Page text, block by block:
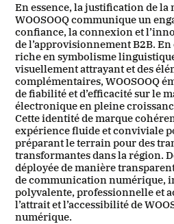
En essence, la justification de
WOOSOOQ communique un
confiance, la connexion et
de l’approvisionnement B2B.
riche en symbolisme
visuellement attrayant et des
complémentaires, WOOSOOQ
de fiabilité et d’efficacité sur le
électronique en pleine
Cette identité de marque
expérience fluide et conviviale
préparant le terrain pour des
transformantes dans la région.
déployée de manière
de communication numérique,
polyvalente, professionnelle et
l’attrait et l’accessibilité de
numérique.